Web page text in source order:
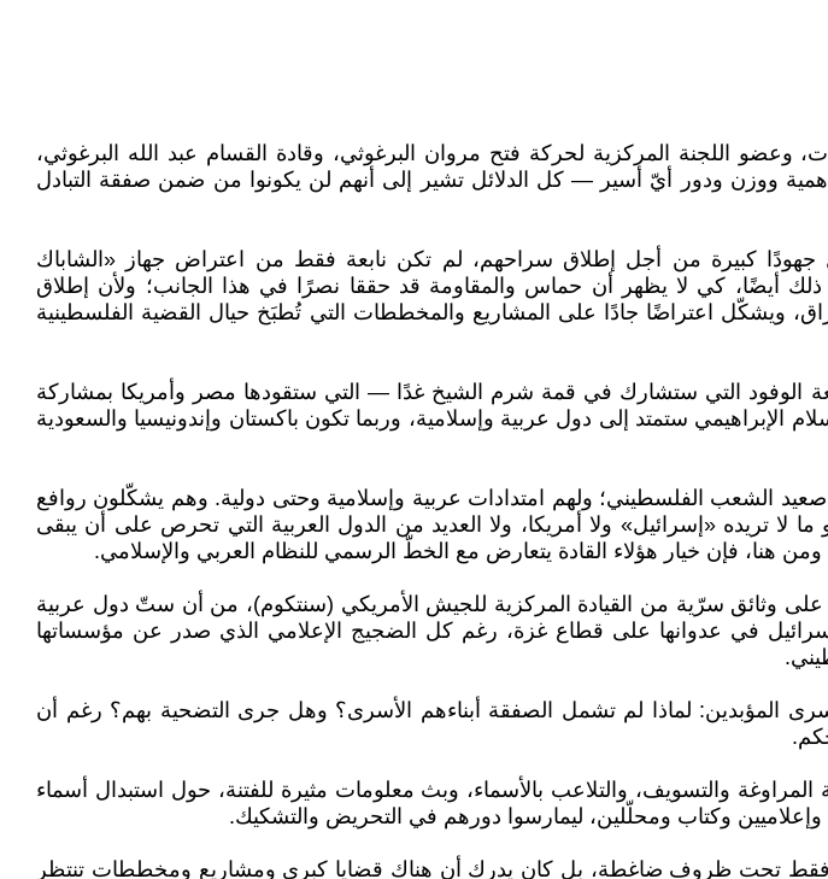
وعضو اللجنة المركزية لحركة فتح مروان البرغوثي، وقادة القسام عبد الله البرغوثي،
ووزن ودور أيّ أسير — كل الدلائل تشير إلى أنهم لن يكونوا من ضمن صفقة التبادل
جهودًا كبيرة من أجل إطلاق سراحهم، لم تكن نابعة فقط من اعتراض جهاز «الشاباك
أيضًا، كي لا يظهر أن حماس والمقاومة قد حققا نصرًا في هذا الجانب؛ ولأن إطلاق
ويشكّل اعتراضًا جادًا على المشاريع والمخططات التي تُطبَخ حيال القضية الفلسطينية
الوفود التي ستشارك في قمة شرم الشيخ غدًا — التي ستقودها مصر وأمريكا بمشاركة
الإبراهيمي ستمتد إلى دول عربية وإسلامية، وربما تكون باكستان وإندونيسيا والسعودية
الشعب الفلسطيني؛ ولهم امتدادات عربية وإسلامية وحتى دولية. وهم يشكّلون روافع
تريده «إسرائيل» ولا أمريكا، ولا العديد من الدول العربية التي تحرص على أن يبقى
هنا، فإن خيار هؤلاء القادة يتعارض مع الخطّ الرسمي للنظام العربي والإسلامي.
وثائق سرّية من القيادة المركزية للجيش الأمريكي (سنتكوم)، من أن ستّ دول عربية
في عدوانها على قطاع غزة، رغم كل الضجيج الإعلامي الذي صدر عن مؤسساتها
المؤبدين: لماذا لم تشمل الصفقة أبناءهم الأسرى؟ وهل جرى التضحية بهم؟ رغم أن
والتسويف، والتلاعب بالأسماء، وبث معلومات مثيرة للفتنة، حول استبدال أسماء
وكتاب ومحلّلين، ليمارسوا دورهم في التحريض والتشكيك.
فقط تحت ظروف ضاغطة، بل كان يدرك أن هناك قضايا كبرى ومشاريع ومخططات تنتظر